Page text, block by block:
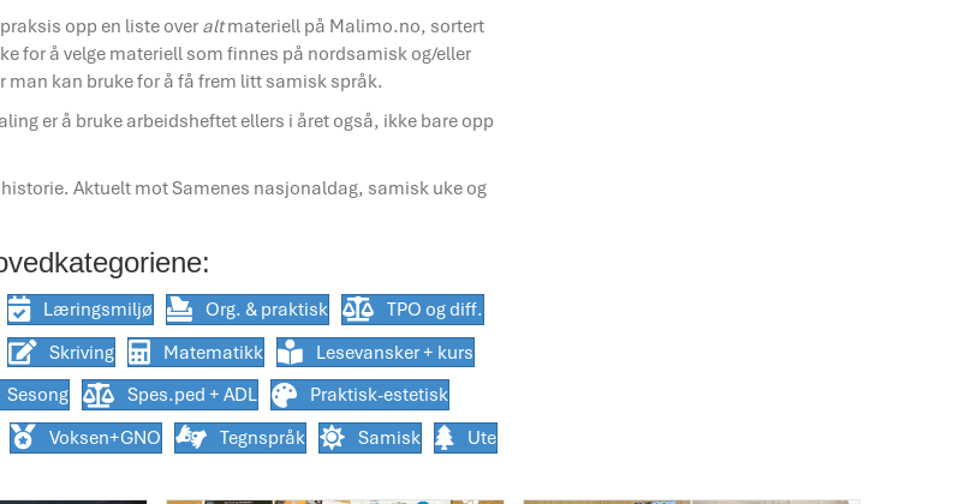
opp en liste overaltmateriell på Malimo.no, sortert
for å velge materiell som finnes på nordsamisk og/eller
kan bruke for å få frem litt samisk språk.
er å bruke arbeidsheftet ellers i året også, ikke bare opp
Læringsmiljø Org. & praktisk
TPO og diff.
Skriving Matematikk
Lesevansker + kurs
Sesong Spes.ped + ADL
Praktisk-estetisk
Voksen+GNO Tegnspråk Samisk Ute